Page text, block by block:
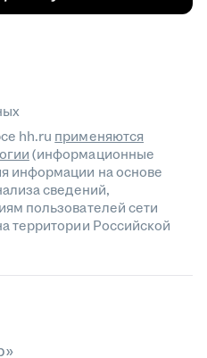
hh.ru применяются
(информационные
информации на основе
сведений,
пользователей сети
территории Российской